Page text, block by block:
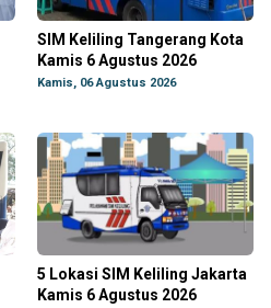
SIM Keliling Tangerang Kota
Kamis 6 Agustus 2026
Kamis, 06 Agustus 2026
5 Lokasi SIM Keliling Jakarta
Kamis 6 Agustus 2026